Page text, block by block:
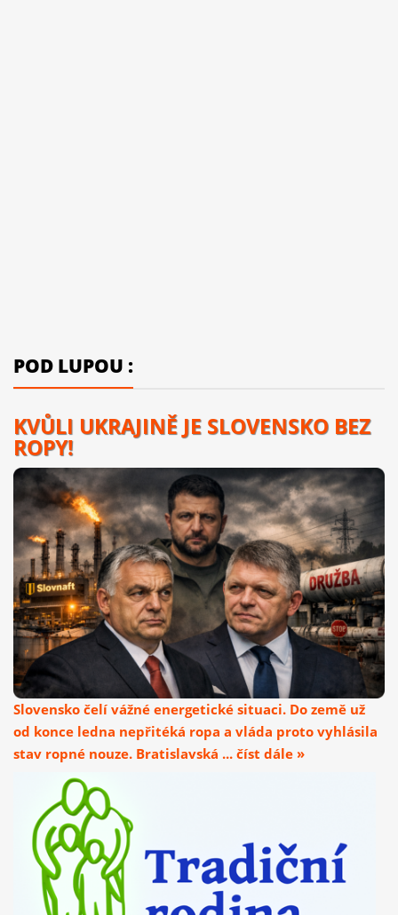
POD LUPOU :
KVŮLI UKRAJINĚ JE SLOVENSKO BEZ
ROPY!
Slovensko čelí vážné energetické situaci. Do země už
od konce ledna nepřitéká ropa a vláda proto vyhlásila
stav ropné nouze. Bratislavská ... číst dále »